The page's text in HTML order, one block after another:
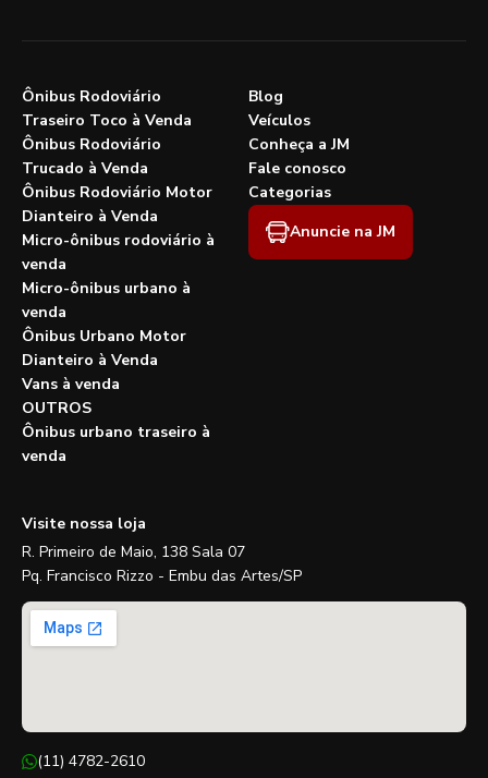
Ônibus Rodoviário
Traseiro Toco à Venda
Ônibus Rodoviário
Trucado à Venda
Ônibus Rodoviário Motor
Dianteiro à Venda
Micro-ônibus rodoviário à
venda
Micro-ônibus urbano à
venda
Ônibus Urbano Motor
Dianteiro à Venda
Vans à venda
OUTROS
Ônibus urbano traseiro à
venda
Blog
Veículos
Conheça a JM
Fale conosco
Categorias
Anuncie na JM
Visite nossa loja
R. Primeiro de Maio, 138 Sala 07
Pq. Francisco Rizzo - Embu das Artes/SP
(11) 4782-2610